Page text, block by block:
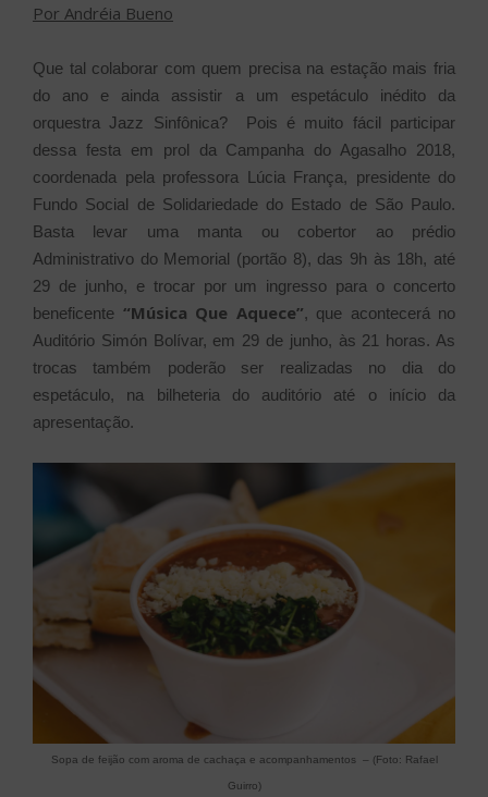
Por Andréia Bueno
Que tal colaborar com quem precisa na estação mais fria
do ano e ainda assistir a um espetáculo inédito da
orquestra Jazz Sinfônica? Pois é muito fácil participar
dessa festa em prol da Campanha do Agasalho 2018,
coordenada pela professora Lúcia França, presidente do
Fundo Social de Solidariedade do Estado de São Paulo.
Basta levar uma manta ou cobertor ao prédio
Administrativo do Memorial (portão 8), das 9h às 18h, até
29 de junho, e trocar por um ingresso para o concerto
beneficente “Música Que Aquece”, que acontecerá no
Auditório Simón Bolívar, em 29 de junho, às 21 horas. As
trocas também poderão ser realizadas no dia do
espetáculo, na bilheteria do auditório até o início da
apresentação.
Sopa de feijão com aroma de cachaça e acompanhamentos – (Foto: Rafael
Guirro)